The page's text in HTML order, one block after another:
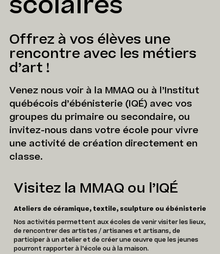
Offrez à vos élèves une
rencontre avec les métiers
d’art !
Venez nous voir à la MMAQ ou à l’Institut
québécois d’ébénisterie (IQÉ) avec vos
groupes du primaire ou secondaire, ou
invitez-nous dans votre école pour vivre
une activité de création directement en
classe.
Visitez la MMAQ ou l’IQÉ
Ateliers de céramique, textile, sculpture ou ébénisterie
Nos activités permettent aux écoles de venir visiter les lieux,
de rencontrer des artistes / artisanes et artisans, de
participer à un atelier et de créer une œuvre que les jeunes
pourront rapporter à l’école ou à la maison.